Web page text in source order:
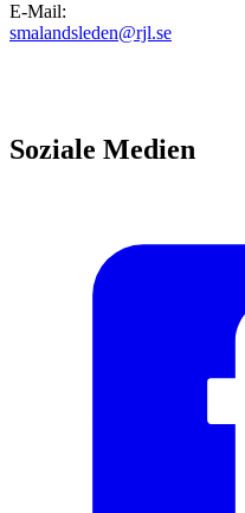
E-Mail:
smalandsleden@rjl.se
Soziale Medien